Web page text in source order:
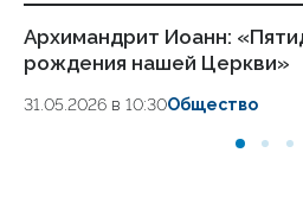
Архимандрит Иоанн:
рождения нашей Церкви»
31.05.2026 в 10:30Общество